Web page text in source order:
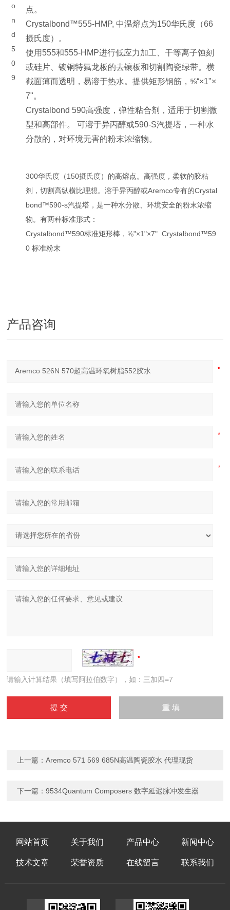
o
n
d
5
0
9
点。
Crystalbond™555-HMP, 中温熔点为150华氏度（66
摄氏度）。
使用555和555-HMP进行低应力加工、干等离子蚀刻
或硅片、镀铜特氟龙板的去镶板和切割陶瓷绿带。横
截面薄而透明，易溶于热水。提供矩形钢筋，⅝“×1"×
7"。
Crystalbond 590高强度，弹性粘合剂，适用于切割微
型和高部件。 可溶于异丙醇或590-S汽提塔，一种水
分散的，对环境无害的粉末浓缩物。
300华氏度（150摄氏度）的高熔点。高强度，柔软的胶粘
剂，切割高纵横比理想。溶于异丙醇或Aremco专有的Crystal
bond™590-s汽提塔，是一种水分散、环境安全的粉末浓缩
物。有两种标准形式：
Crystalbond™590标准矩形棒，⅝"×1"×7" Crystalbond™59
0 标准粉末
产品咨询
请输入计算结果（填写阿拉伯数字），如：三加四=7
上一篇：Aremco 571 569 685N高温陶瓷胶水 代理现货
下一篇：9534Quantum Composers 数字延迟脉冲发生器
网站首页 关于我们 产品中心 新闻中心
技术文章 荣誉资质 在线留言 联系我们